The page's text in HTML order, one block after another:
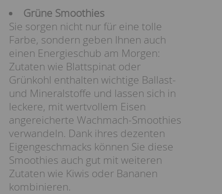
Grüne Smoothies
Sie sorgen nicht nur für eine tolle
Farbe, sondern geben Ihnen auch
einen Energieschub am Morgen:
Zutaten wie Blattspinat oder
Grünkohl enthalten wichtige Ballast-
und Mineralstoffe und lassen sich in
leckere, mit wertvollem Eisen
angereicherte Wachmach-Smoothies
verwandeln. Dank ihres dezenten
Eigengeschmacks können Sie diese
Smoothies auch gut mit weiteren
Zutaten wie Kiwis oder Bananen
kombinieren.